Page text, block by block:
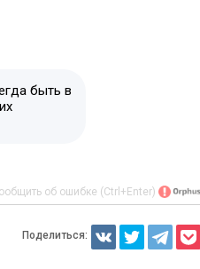
быть в
об ошибке (Ctrl+Enter)
Поделиться: